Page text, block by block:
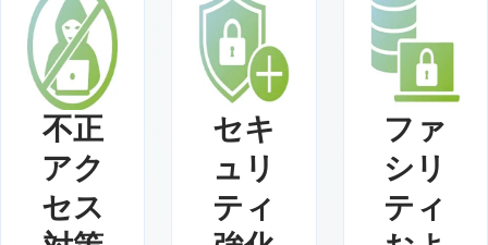
不正
アク
セス
セキ
ュリ
ティ
ファ
シリ
ティ